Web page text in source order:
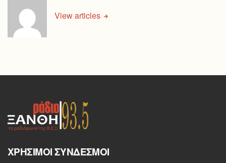
View articles
ΧΡΉΣΙΜΟΙ ΣΎΝΔΕΣΜΟΙ